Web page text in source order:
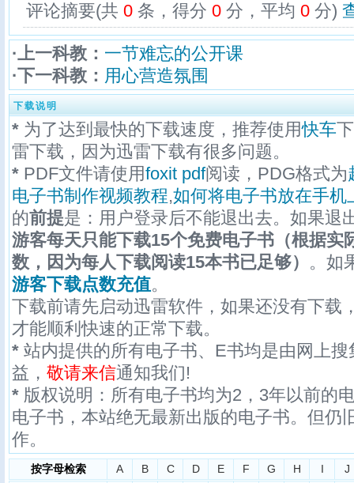
评论摘要(共 0 条，得分 0 分，平均 0 分)
·上一科教： 一节难忘的公开课
·下一科教： 用心营造氛围
下载说明
* 为了达到最快的下载速度，推荐使用快车
雷下载，因为迅雷下载有很多问题。
* PDF文件请使用foxit pdf阅读，PDG格式为
电子书制作视频教程,如何将电子书放在手机
的前提是：用户登录后不能退出去。如果退
游客每天只能下载15个免费电子书（根据实
数，因为每人下载阅读15本书已足够） 。如
游客下载点数充值。
下载前请先启动迅雷软件，如果还没有下载
才能顺利快速的正常下载。
* 站内提供的所有电子书、E书均是由网上
益， 敬请来信通知我们!
* 版权说明：所有电子书均为2，3年以前的
电子书，本站绝无最新出版的电子书。但仍
作。
按字母检索 A B C D E F G H I J